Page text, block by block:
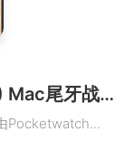
Tooth and Tail v1.8.1.0(52339) Mac尾牙战略游戏
Pocketwatch...